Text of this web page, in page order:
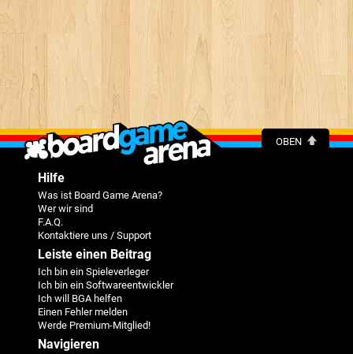
OBEN
Hilfe
Was ist Board Game Arena?
Wer wir sind
F.A.Q.
Kontaktiere uns / Support
Leiste einen Beitrag
Ich bin ein Spieleverleger
Ich bin ein Softwareentwickler
Ich will BGA helfen
Einen Fehler melden
Werde Premium-Mitglied!
Navigieren